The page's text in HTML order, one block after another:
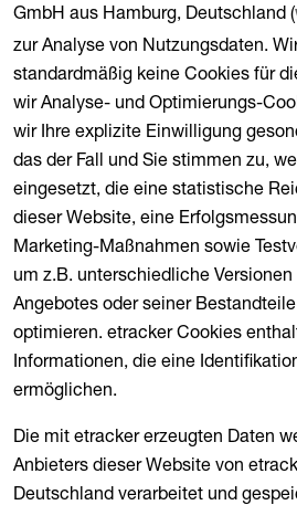
GmbH aus Hamburg, Deutschland (
zur Analyse von Nutzungsdaten.
standardmäßig keine Cookies für
wir Analyse- und Optimierungs-
wir Ihre explizite Einwilligung
das der Fall und Sie stimmen zu,
eingesetzt, die eine statistische
dieser Website, eine
Marketing-Maßnahmen sowie
um z.B. unterschiedliche
Angebotes oder seiner
optimieren. etracker Cookies
Informationen, die eine
ermöglichen.
Die mit etracker erzeugten Daten
Anbieters dieser Website von
Deutschland verarbeitet und